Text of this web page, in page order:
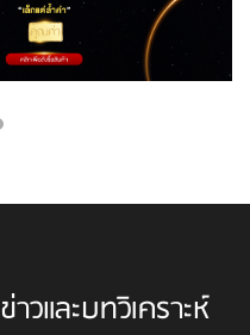
ข่าวและบทวิเคราะห์